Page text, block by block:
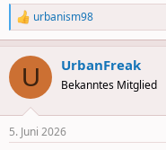
R
e
a
c
i
s
urbanism98
U UrbanFreak
Bekanntes Mitglied
5. Juni 2026